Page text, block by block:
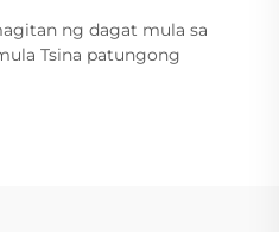
ng dagat mula sa
Tsina patungong